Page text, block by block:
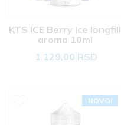
KTS ICE Berry Ice longfill
aroma 10ml
1.129,00 RSD
NOVO!